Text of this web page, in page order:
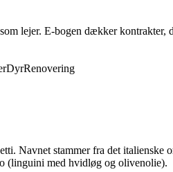
lejer. E-bogen dækker
DyrRenovering
Navnet stammer fra det
(linguini med hvidløg og olivenolie).